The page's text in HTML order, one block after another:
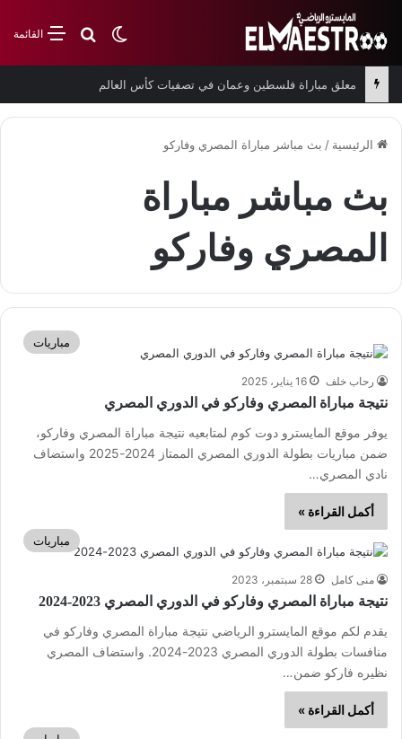
القائمةبحث عن
الوضع المظلم
معلق مباراة فلسطين وعمان في تصفيات كأس العالم
الرئيسية / بث مباشر مباراة المصري وفاركو
بث مباشر مباراة
المصري وفاركو
مباريات
رحاب خلف 16 يناير، 2025
نتيجة مباراة المصري وفاركو في الدوري المصري
يوفر موقع المايسترو دوت كوم لمتابعيه نتيجة مباراة المصري وفاركو،
ضمن مباريات بطولة الدوري المصري الممتاز 2024-2025 واستضاف
نادي المصري…
أكمل القراءة »
مباريات
منى كامل 28 سبتمبر، 2023
نتيجة مباراة المصري وفاركو في الدوري المصري 2023-2024
يقدم لكم موقع المايسترو الرياضي نتيجة مباراة المصري وفاركو في
منافسات بطولة الدوري المصري 2023-2024. واستضاف المصري
نظيره فاركو ضمن…
أكمل القراءة »